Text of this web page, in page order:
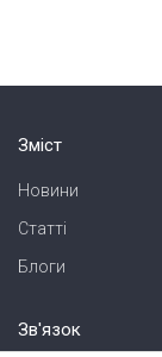
Зміст
Новини
Статті
Блоги
Зв'язок